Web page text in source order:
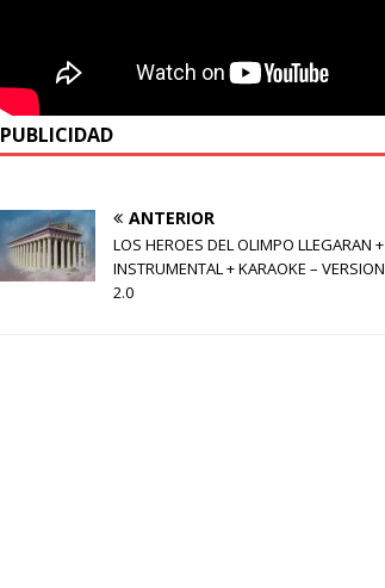
PUBLICIDAD
ANTERIOR
LOS HEROES DEL OLIMPO LLEGARAN +
INSTRUMENTAL + KARAOKE – VERSION
2.0